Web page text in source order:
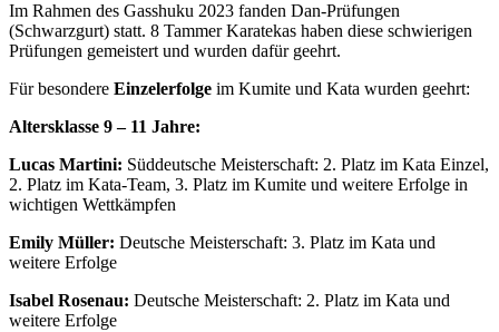
Im Rahmen des Gasshuku 2023 fanden Dan-Prüfungen
(Schwarzgurt) statt. 8 Tammer Karatekas haben diese schwierigen
Prüfungen gemeistert und wurden dafür geehrt.
Für besondere Einzelerfolge im Kumite und Kata wurden geehrt:
Altersklasse 9 – 11 Jahre:
Lucas Martini: Süddeutsche Meisterschaft: 2. Platz im Kata Einzel,
2. Platz im Kata-Team, 3. Platz im Kumite und weitere Erfolge in
wichtigen Wettkämpfen
Emily Müller: Deutsche Meisterschaft: 3. Platz im Kata und
weitere Erfolge
Isabel Rosenau: Deutsche Meisterschaft: 2. Platz im Kata und
weitere Erfolge